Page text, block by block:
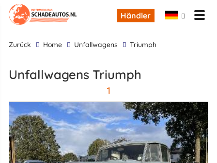
Händler
zurück Home Unfallwagens Triumph
Unfallwagens Triumph
1